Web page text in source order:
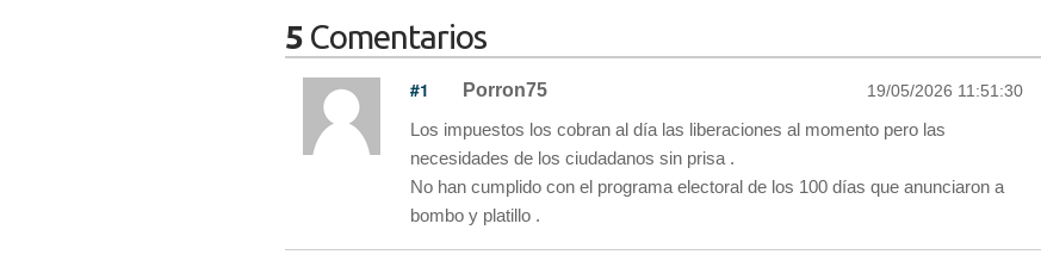
5 Comentarios
#1 Porron75 19/05/2026 11:51:30
Los impuestos los cobran al día las liberaciones al momento pero las
necesidades de los ciudadanos sin prisa .
No han cumplido con el programa electoral de los 100 días que anunciaron a
bombo y platillo .